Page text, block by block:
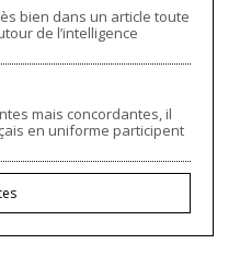
bien dans un article toute
de l’intelligence
mais concordantes, il
en uniforme participent